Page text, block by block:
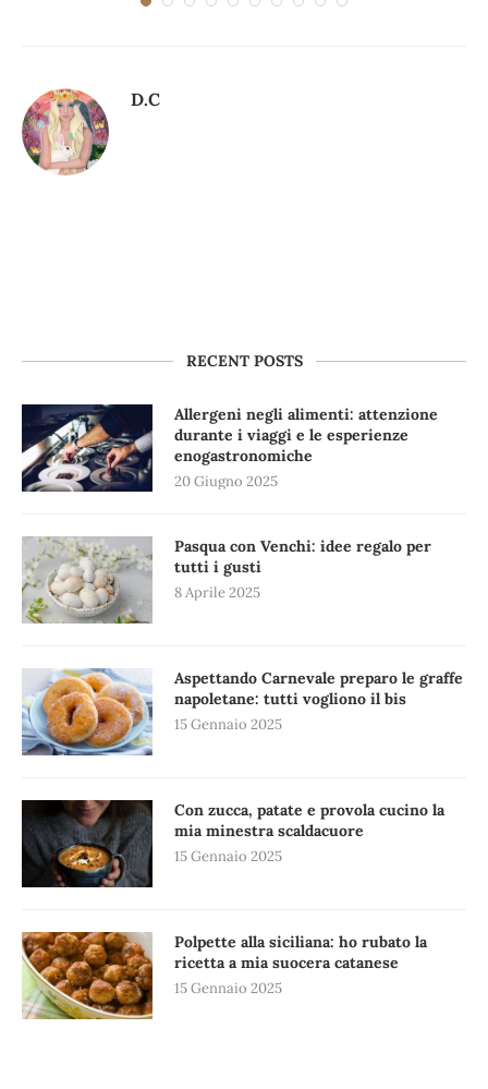
D.C
RECENT POSTS
Allergeni negli alimenti: attenzione
durante i viaggi e le esperienze
enogastronomiche
20 Giugno 2025
Pasqua con Venchi: idee regalo per
tutti i gusti
8 Aprile 2025
Aspettando Carnevale preparo le graffe
napoletane: tutti vogliono il bis
15 Gennaio 2025
Con zucca, patate e provola cucino la
mia minestra scaldacuore
15 Gennaio 2025
Polpette alla siciliana: ho rubato la
ricetta a mia suocera catanese
15 Gennaio 2025